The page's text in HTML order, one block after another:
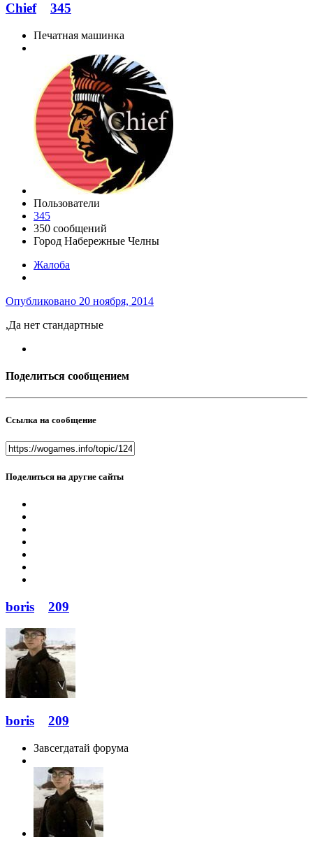
Chief 345
Печатная машинка
Пользователи
345
350 сообщений
Город Набережные Челны
Жалоба
Опубликовано 20 ноября, 2014
,Да нет стандартные
Поделиться сообщением
Ссылка на сообщение
Поделиться на другие сайты
boris 209
boris 209
Завсегдатай форума